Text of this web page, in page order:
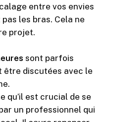
entre vos envies
les bras. Cela ne
projet.
sont parfois
être discutées avec le
qu’il est crucial de se
un professionnel qui